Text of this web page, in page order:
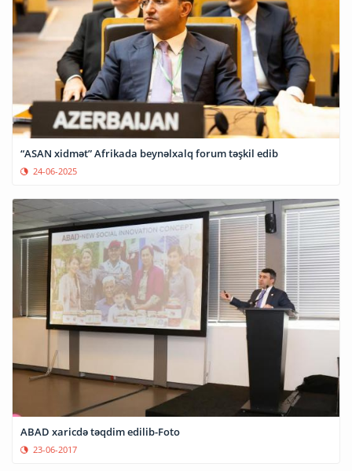
“ASAN xidmət” Afrikada beynəlxalq forum təşkil edib
24-06-2025
ABAD xaricdə təqdim edilib-Foto
23-06-2017